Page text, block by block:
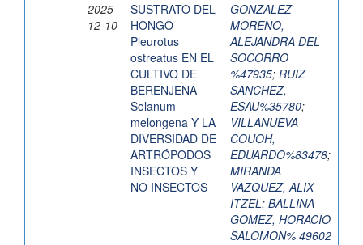
2025-
12-10
SUSTRATO DEL
HONGO
Pleurotus
ostreatus EN EL
CULTIVO DE
BERENJENA
Solanum
melongena Y LA
DIVERSIDAD DE
ARTRÓPODOS
INSECTOS Y
NO INSECTOS
GONZALEZ
MORENO,
ALEJANDRA DEL
SOCORRO
%47935; RUIZ
SANCHEZ,
ESAU%35780;
VILLANUEVA
COUOH,
EDUARDO%83478;
MIRANDA
VAZQUEZ, ALIX
ITZEL; BALLINA
GOMEZ, HORACIO
SALOMON% 49602